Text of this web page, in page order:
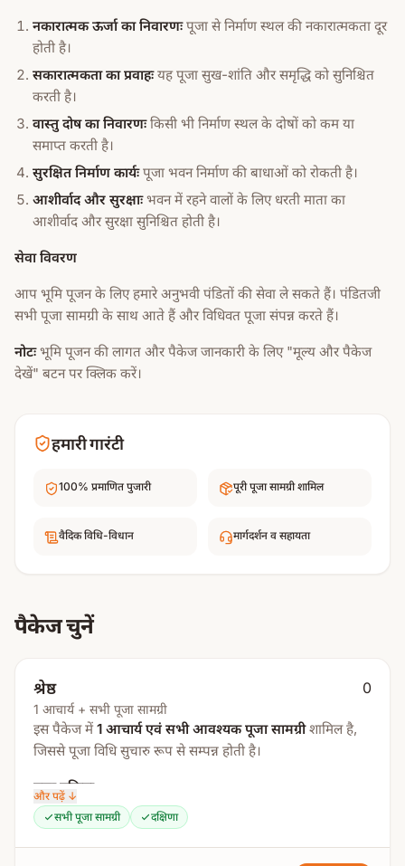
नकारात्मक ऊर्जा का निवारणःपूजा से निर्माण स्थल की नकारात्मकता दूर
होती है।
सकारात्मकता का प्रवाहःयह पूजा सुख-शांति और समृद्धि को सुनिश्चित
करती है।
वास्तु दोष का निवारणःकिसी भी निर्माण स्थल के दोषों को कम या
समाप्त करती है।
सुरक्षित निर्माण कार्यःपूजा भवन निर्माण की बाधाओं को रोकती है।
आशीर्वाद और सुरक्षाःभवन में रहने वालों के लिए धरती माता का
आशीर्वाद और सुरक्षा सुनिश्चित होती है।
सेवा विवरण
आप भूमि पूजन के लिए हमारे अनुभवी पंडितों की सेवा ले सकते हैं। पंडितजी
सभी पूजा सामग्री के साथ आते हैं और विधिवत पूजा संपन्न करते हैं।
नोटःभूमि पूजन की लागत और पैकेज जानकारी के लिए "मूल्य और पैकेज
देखें" बटन पर क्लिक करें।
हमारी गारंटी
100% प्रमाणित पुजारी पूरी पूजा सामग्री शामिल
वैदिक विधि-विधान मार्गदर्शन व सहायता
पैकेज चुनें
श्रेष्ठ
1 आचार्य + सभी पूजा सामग्री
0
इस पैकेज में1 आचार्य एवं सभी आवश्यक पूजा सामग्रीशामिल है,
जिससे पूजा विधि सुचारु रूप से सम्पन्न होती है।
पूजा प्रक्रिया:
स्वस्ति वाचन
संकल्प
और पढ़ें ↓
सभी पूजा सामग्री
दक्षिणा